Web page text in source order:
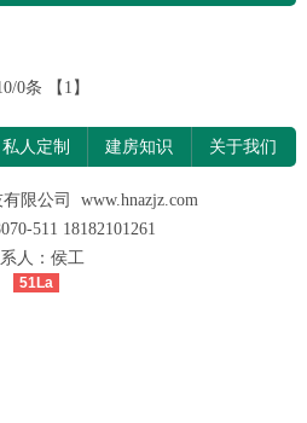
0条 【1】
私人定制 建房知识 关于我们
限公司 www.hnazjz.com
511 18182101261
人：侯工
51La